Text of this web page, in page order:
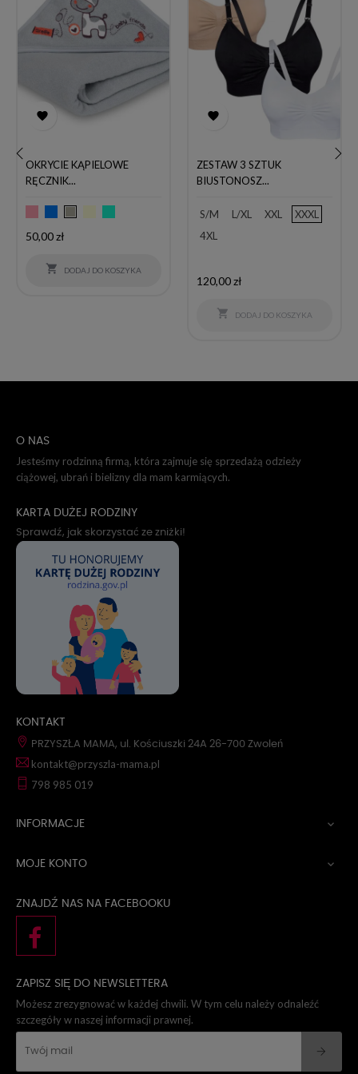

OKRYCIE KĄPIELOWE
RĘCZNIK...
Cena
50,00 zł
 DODAJ DO KOSZYKA

ZESTAW 3 SZTUK
BIUSTONOSZ...
S/M L/XL XXL
XXXL
4XL
Cena
120,00 zł
 DODAJ DO KOSZYKA
O NAS
Jesteśmy rodzinną firmą, która zajmuje się sprzedażą odzieży
ciążowej, ubrań i bielizny dla mam karmiących.
KARTA DUŻEJ RODZINY
Sprawdź, jak skorzystać ze zniżki!
KONTAKT
PRZYSZŁA MAMA, ul. Kościuszki 24A 26-700 Zwoleń
kontakt@przyszla-mama.pl
798 985 019
INFORMACJE 
MOJE KONTO 
ZNAJDŹ NAS NA FACEBOOKU
ZAPISZ SIĘ DO NEWSLETTERA
Możesz zrezygnować w każdej chwili. W tym celu należy odnaleźć
szczegóły w naszej informacji prawnej.